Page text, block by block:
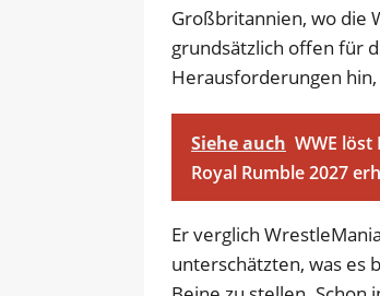
Großbritannien, wo die
grundsätzlich offen für
Herausforderungen
Siehe auch WWE löst
Royal Rumble 2027
Er verglich
unterschätzten, was es